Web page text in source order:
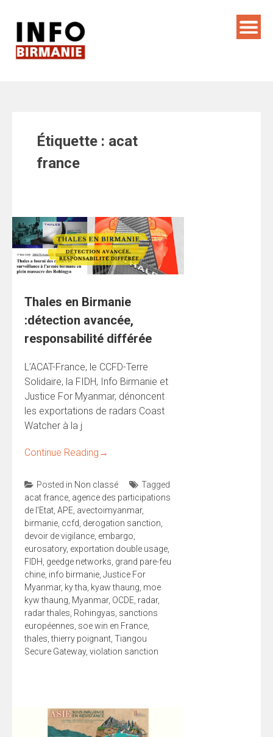
Étiquette : acat
france
Thales en Birmanie
:détection avancée,
responsabilité différée
L’ACAT-France, le CCFD-Terre
Solidaire, la FIDH, Info Birmanie et
Justice For Myanmar, dénoncent
les exportations de radars Coast
Watcher à la j
Continue Reading →
Posted in Non classé
Tagged
acat france agence des participations
de l'Etat APE avectoimyanmar,
birmanie ccfd derogation sanction
devoir de vigilance embargo
eurosatory, exportation double usage
FIDH geedge networks grand pare-feu
chine info birmanie Justice For
Myanmar, ky tha kyaw thaung moe
kyw thaung Myanmar, OCDE radar,
radar thales Rohingyas sanctions
européennes soe win en France
thales ,thierry poignant Tiangou
Secure Gateway, violation sanction